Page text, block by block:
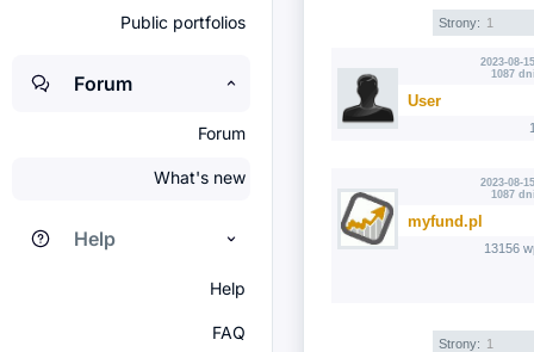
Public portfolios
Forum
Forum
What's new
Help
Help
FAQ
Strony: 1
2023-08-
1087
User
2023-08-
1087
myfund.pl
13156
Strony: 1